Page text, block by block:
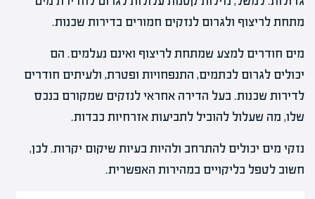
מתחת לריצוף ולגרום לנזקים חמורים בדירות שכנות.
מים חודרים למצע שמתחת לריצוף ואינם נעלמים. הם
יכולים לגרום לכתמים, התנפחויות ופטרת, ולעיתים חודרים
לדירות שכנות. בעל הדירה אחראי לנזקים שמקורם בנכס
שלו, מה שעלול להוביל לתביעות אזרחיות כבדות.
נזקי מים יכולים להתרחב ולהיות בעיות שיקום יקרות. לכן,
חשוב לטפל בליקויים במהירות האפשרית.